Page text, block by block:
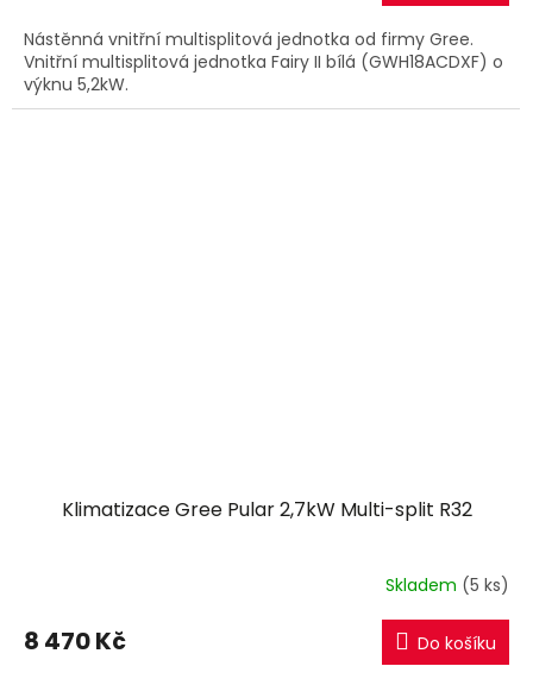
Nástěnná vnitřní multisplitová jednotka od firmy Gree.
Vnitřní multisplitová jednotka Fairy II bílá (GWH18ACDXF) o
výknu 5,2kW.
Klimatizace Gree Pular 2,7kW Multi-split R32
Skladem (5 ks)
8 470 Kč Do košíku